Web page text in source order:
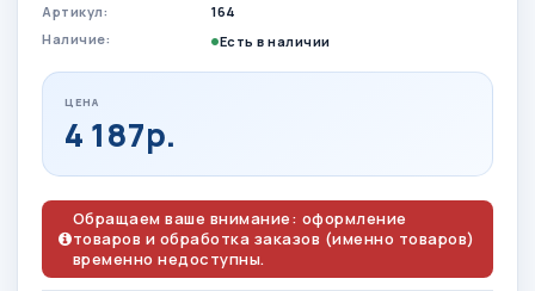
Артикул:
164
Наличие:
Есть в наличии
ЦЕНА
4 187р.
Обращаем ваше внимание: оформление
товаров и обработка заказов (именно товаров)
временно недоступны.